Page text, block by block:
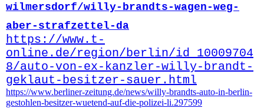
wilmersdorf/willy-brandts-wagen-weg-
aber-strafzettel-da
https://www.t-
online.de/region/berlin/id_10009704
8/auto-von-ex-kanzler-willy-brandt-
geklaut-besitzer-sauer.html
https://www.berliner-zeitung.de/news/willy-brandts-auto-in-berlin-
gestohlen-besitzer-wuetend-auf-die-polizei-li.297599